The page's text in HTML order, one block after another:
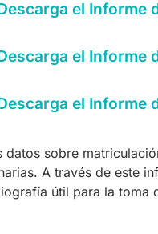
el Informe
el Informe
el Informe
datos sobre
A través de este
útil para la toma